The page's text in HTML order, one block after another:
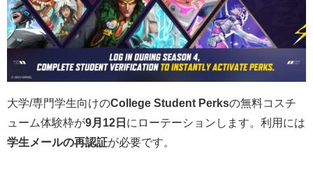
大学/専門学生向けのCollege Student Perksの無料コスチ
ューム体験枠が9月12日 にローテーションします。利用には
学生メールの再認証が必要です。